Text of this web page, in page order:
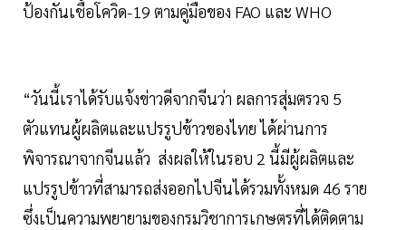
ป้องกันเชื้อโควิด-19 ตามคู่มือของ FAO และ WHO
“วันนี้เราได้รับแจ้งข่าวดีจากจีนว่า ผลการสุ่มตรวจ 5
ตัวแทนผู้ผลิตและแปรรูปข้าวของไทย ได้ผ่านการ
พิจารณาจากจีนแล้ว ส่งผลให้ในรอบ 2 นี้มีผู้ผลิตและ
แปรรูปข้าวที่สามารถส่งออกไปจีนได้รวมทั้งหมด 46 ราย
ซึ่งเป็นความพยายามของกรมวิชาการเกษตรที่ได้ติดตาม